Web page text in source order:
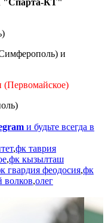
и
и будьте всегда в
,фк таврия
,фк кызылташ
гвардия феодосия,фк
волков,олег